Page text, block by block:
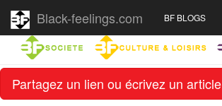
Partagez un lien ou écrivez un article
Black-feelings.com BF BLOGS